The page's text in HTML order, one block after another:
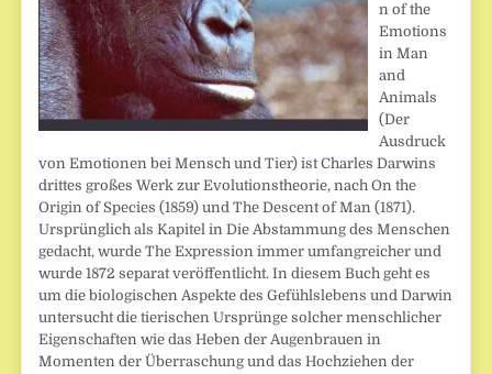
n of the
Emotions
in Man
and
Animals
(Der
Ausdruck
von Emotionen bei Mensch und Tier) ist Charles Darwins
drittes großes Werk zur Evolutionstheorie, nach On the
Origin of Species (1859) und The Descent of Man (1871).
Ursprünglich als Kapitel in Die Abstammung des Menschen
gedacht, wurde The Expression immer umfangreicher und
wurde 1872 separat veröffentlicht. In diesem Buch geht es
um die biologischen Aspekte des Gefühlslebens und Darwin
untersucht die tierischen Ursprünge solcher menschlicher
Eigenschaften wie das Heben der Augenbrauen in
Momenten der Überraschung und das Hochziehen der